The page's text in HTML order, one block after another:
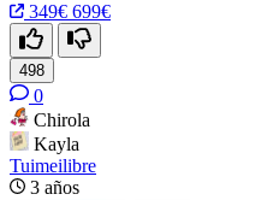
349€ 699€
498
0
Chirola
Kayla
Tuimeilibre
3 años